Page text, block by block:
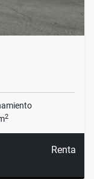
2
Renta